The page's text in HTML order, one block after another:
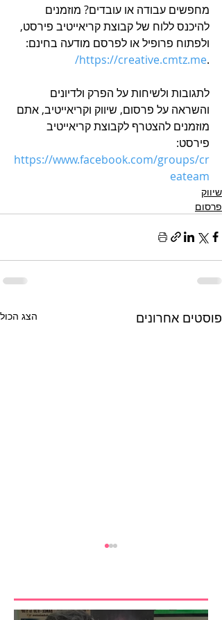
מחפשים עבודה או עובדים? מוזמנים
להיכנס ללוח של קבוצת קריאייטיב פירסט,
ולפתוח פרופיל או לפרסם מודעה בחינם:
.
https://creative.cmtz.me/
לתגובות ולשיחות על הפרק ולדיונים
והשראה על פרסום, שיווק וקריאייטיב, אתם
מוזמנים להצטרף לקבוצת קריאייטיב
פירסט:
https://www.facebook.com/groups/cr
eateam
שיווק
פרסום
פוסטים אחרונים הצג הכול